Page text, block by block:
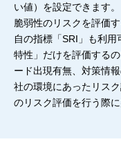
い値）を設定できます。
脆弱性のリスクを評価
自の指標「SRI」も利
特性」だけを評価する
ード出現有無、対策情
社の環境にあったリス
のリスク評価を行う際